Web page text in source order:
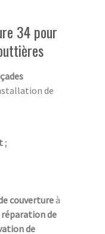
34 pour
de
;
couvertureà
de
de